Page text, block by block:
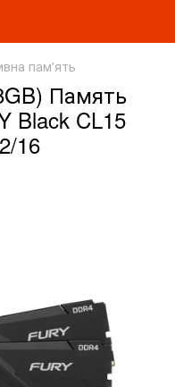
пам'ять
Память
Black CL15
16